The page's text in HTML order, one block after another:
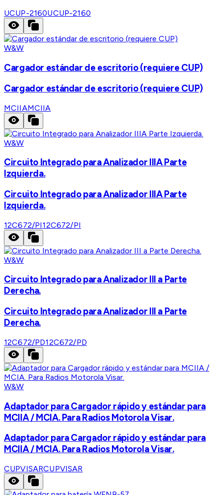
UCUP-2160UCUP-2160
W&W
Cargador estándar de escritorio (requiere CUP)
Cargador estándar de escritorio (requiere CUP)
MCIIAMCIIA
W&W
Circuito Integrado para Analizador IIIA Parte
Izquierda.
Circuito Integrado para Analizador IIIA Parte
Izquierda.
12C672/PI12C672/PI
W&W
Circuito Integrado para Analizador III a Parte
Derecha.
Circuito Integrado para Analizador III a Parte
Derecha.
12C672/PD12C672/PD
W&W
Adaptador para Cargador rápido y estándar para
MCIIA / MCIA. Para Radios Motorola Visar.
Adaptador para Cargador rápido y estándar para
MCIIA / MCIA. Para Radios Motorola Visar.
CUPVISARCUPVISAR